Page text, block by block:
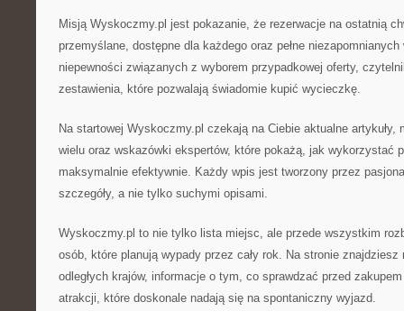
Misją Wyskoczmy.pl jest pokazanie, że rezerwacje na ostatnią
przemyślane, dostępne dla każdego oraz pełne
niepewności związanych z wyborem przypadkowej oferty,
zestawienia, które pozwalają świadomie kupić wycieczkę.
Na startowej Wyskoczmy.pl czekają na Ciebie aktualne
wielu oraz wskazówki ekspertów, które pokażą, jak wykorzystać
maksymalnie efektywnie. Każdy wpis jest tworzony przez
szczegóły, a nie tylko suchymi opisami.
Wyskoczmy.pl to nie tylko lista miejsc, ale przede wszystkim
osób, które planują wypady przez cały rok. Na stronie
odległych krajów, informacje o tym, co sprawdzać przed
atrakcji, które doskonale nadają się na spontaniczny wyjazd.